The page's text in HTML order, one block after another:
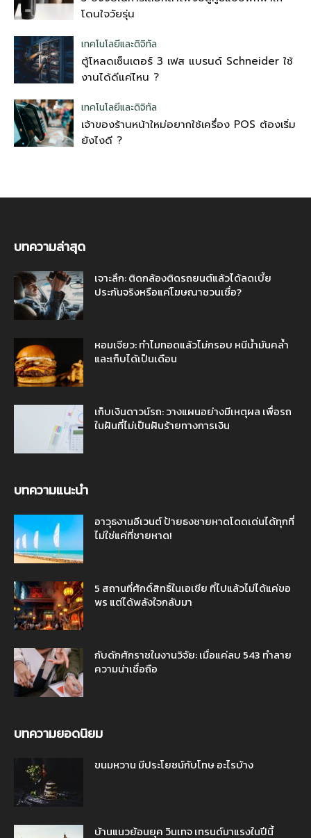
โดนใจวัยรุ่น
เทคโนโลยีและดิจิทัล
ตู้โหลดเซ็นเตอร์ 3 เฟส แบรนด์ Schneider ใช้
งานได้ดีแค่ไหน ?
เทคโนโลยีและดิจิทัล
เจ้าของร้านหน้าใหม่อยากใช้เครื่อง POS ต้องเริ่ม
ยังไงดี ?
บทความล่าสุด
เจาะลึก: ติดกล้องติดรถยนต์แล้วได้ลดเบี้ย
ประกันจริงหรือแค่โฆษณาชวนเชื่อ?
หอมเจียว: ทำไมทอดแล้วไม่กรอบ หนีน้ำมันคล้ำ
และเก็บได้เป็นเดือน
เก็บเงินดาวน์รถ: วางแผนอย่างมีเหตุผล เพื่อรถ
ในฝันที่ไม่เป็นฝันร้ายทางการเงิน
บทความแนะนำ
อาวุธงานอีเวนต์ ป้ายธงชายหาดโดดเด่นได้ทุกที่
ไม่ใช่แค่ที่ชายหาด!
5 สถานที่ศักดิ์สิทธิ์ในเอเชีย ที่ไปแล้วไม่ได้แค่ขอ
พร แต่ได้พลังใจกลับมา
กับดักศักราชในงานวิจัย: เมื่อแค่ลบ 543 ทำลาย
ความน่าเชื่อถือ
บทความยอดนิยม
ขนมหวาน มีประโยชน์กับโทษ อะไรบ้าง
บ้านแนวย้อนยุค วินเทจ เทรนด์มาแรงในปีนี้